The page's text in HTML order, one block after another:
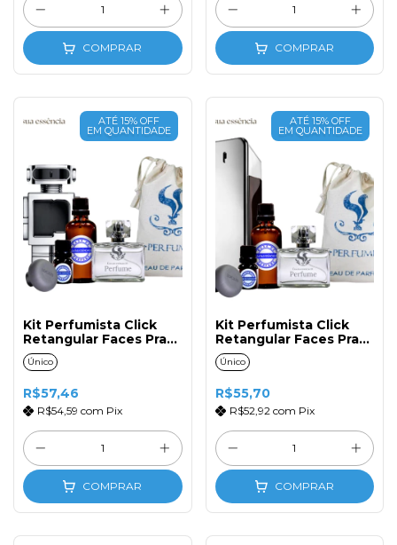
COMPRAR COMPRAR
ATÉ 15% OFF
EM QUANTIDADE
Kit Perfumista Click
Retangular Faces Prata
N°173 Masc. 50ml
Único
R$57,46
R$54,59 com Pix
COMPRAR
ATÉ 15% OFF
EM QUANTIDADE
Kit Perfumista Click
Retangular Faces Prata
N°171 Masc. 50ml
Único
R$55,70
R$52,92 com Pix
COMPRAR